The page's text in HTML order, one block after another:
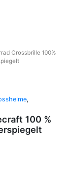
Crossbrille 100%
,
100 %